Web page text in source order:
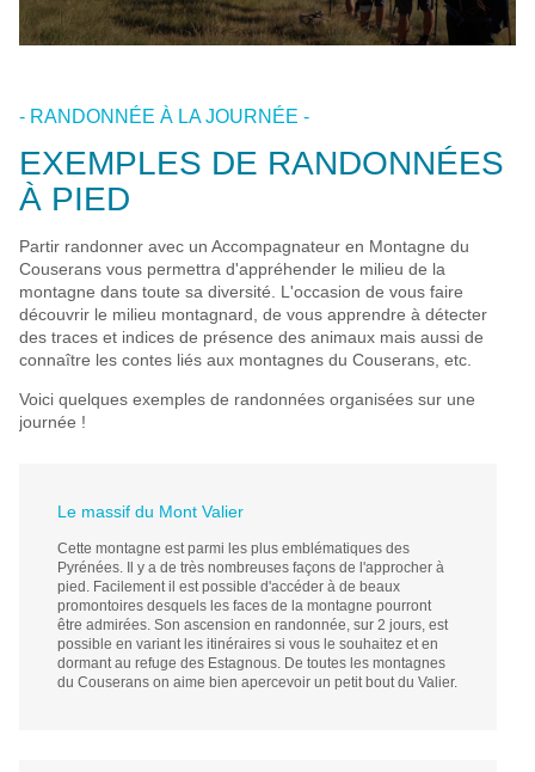
- RANDONNÉE À LA JOURNÉE -
EXEMPLES DE RANDONNÉES
À PIED
Partir randonner avec un Accompagnateur en Montagne du
Couserans vous permettra d'appréhender le milieu de la
montagne dans toute sa diversité. L'occasion de vous faire
découvrir le milieu montagnard, de vous apprendre à détecter
des traces et indices de présence des animaux mais aussi de
connaître les contes liés aux montagnes du Couserans, etc.
Voici quelques exemples de randonnées organisées sur une
journée !
Le massif du Mont Valier
Cette montagne est parmi les plus emblématiques des
Pyrénées. Il y a de très nombreuses façons de l'approcher à
pied. Facilement il est possible d'accéder à de beaux
promontoires desquels les faces de la montagne pourront
être admirées. Son ascension en randonnée, sur 2 jours, est
possible en variant les itinéraires si vous le souhaitez et en
dormant au refuge des Estagnous. De toutes les montagnes
du Couserans on aime bien apercevoir un petit bout du Valier.